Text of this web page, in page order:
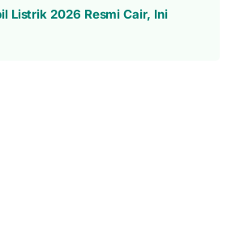
Listrik 2026 Resmi Cair, Ini